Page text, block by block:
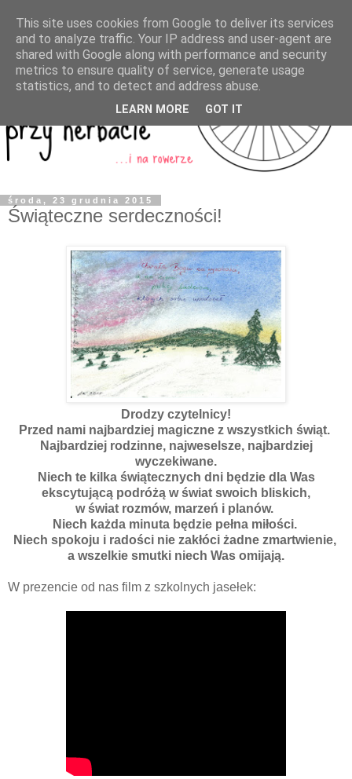
środa, 23 grudnia 2015
Świąteczne serdeczności!
Drodzy czytelnicy!
Przed nami najbardziej magiczne z wszystkich świąt.
Najbardziej rodzinne, najweselsze, najbardziej
wyczekiwane.
Niech te kilka świątecznych dni będzie dla Was
ekscytującą podróżą w świat swoich bliskich,
w świat rozmów, marzeń i planów.
Niech każda minuta będzie pełna miłości.
Niech spokoju i radości nie zakłóci żadne zmartwienie,
a wszelkie smutki niech Was omijają.
W prezencie od nas film z szkolnych jasełek:
This site uses cookies from Google to deliver its services
and to analyze traffic. Your IP address and user-agent are
shared with Google along with performance and security
metrics to ensure quality of service, generate usage
statistics, and to detect and address abuse.
LEARN MORE GOT IT